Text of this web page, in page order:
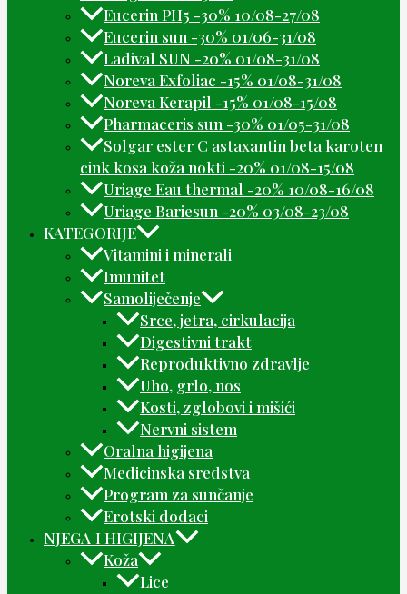
Eucerin PH5 -30% 10/08-27/08
Eucerin sun -30% 01/06-31/08
Ladival SUN -20% 01/08-31/08
Noreva Exfoliac -15% 01/08-31/08
Noreva Kerapil -15% 01/08-15/08
Pharmaceris sun -30% 01/05-31/08
Solgar ester C astaxantin beta karoten
cink kosa koža nokti -20% 01/08-15/08
Uriage Eau thermal -20% 10/08-16/08
Uriage Bariesun -20% 03/08-23/08
KATEGORIJE
Vitamini i minerali
Imunitet
Samoliječenje
Srce, jetra, cirkulacija
Digestivni trakt
Reproduktivno zdravlje
Uho, grlo, nos
Kosti, zglobovi i mišići
Nervni sistem
Oralna higijena
Medicinska sredstva
Program za sunčanje
Erotski dodaci
NJEGA I HIGIJENA
Koža
Lice